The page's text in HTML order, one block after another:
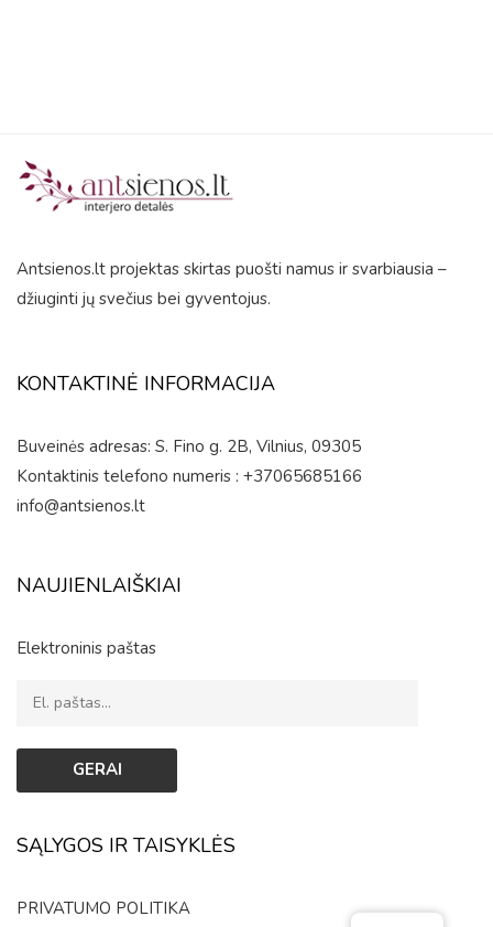
Antsienos.lt projektas skirtas puošti namus ir svarbiausia –
džiuginti jų svečius bei gyventojus.
KONTAKTINĖ INFORMACIJA
Buveinės adresas: S. Fino g. 2B, Vilnius, 09305
Kontaktinis telefono numeris : +37065685166
info@antsienos.lt
NAUJIENLAIŠKIAI
Elektroninis paštas
SĄLYGOS IR TAISYKLĖS
PRIVATUMO POLITIKA